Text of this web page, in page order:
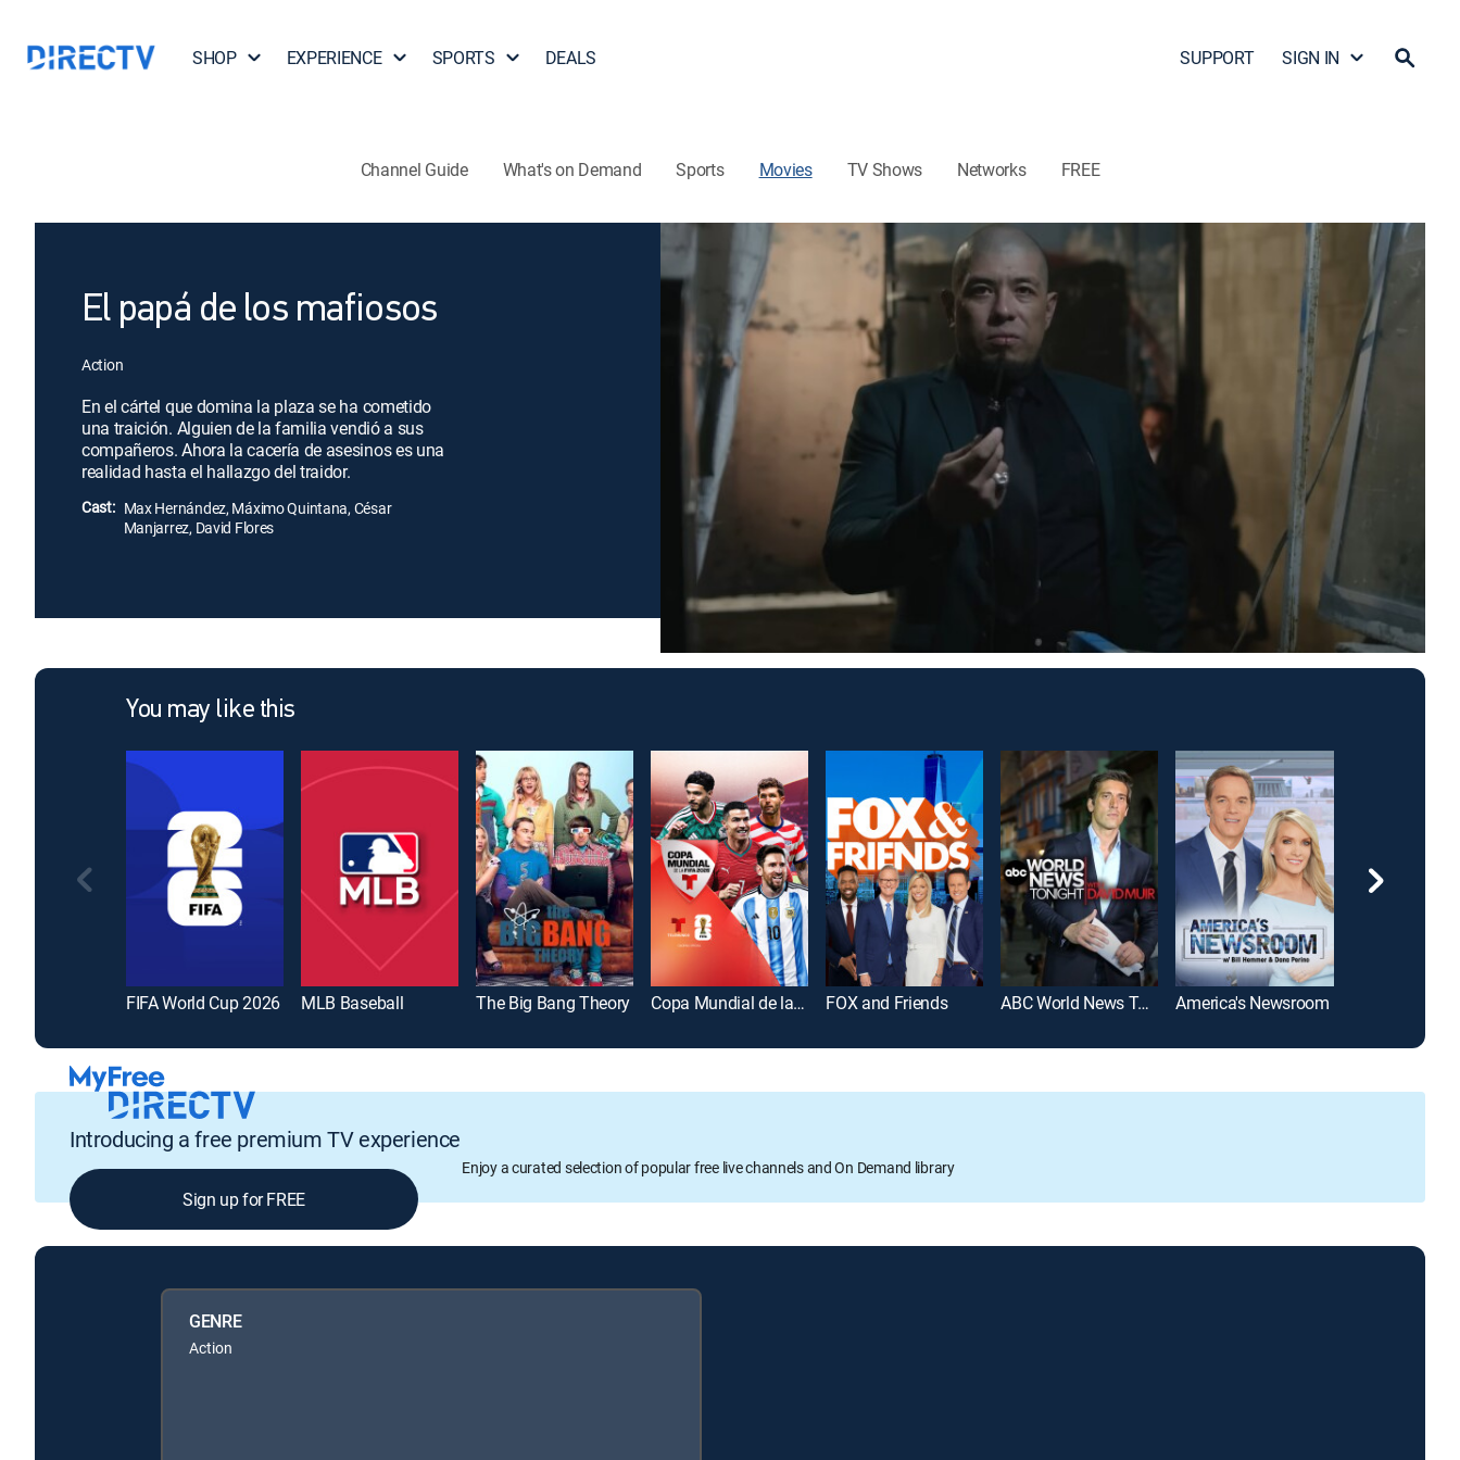
SHOP EXPERIENCE SPORTS DEALS SUPPORT SIGN IN
Channel Guide What's on Demand Sports Movies TV Shows Networks FREE
El papá de los mafiosos
Action
En el cártel que domina la plaza se ha cometido
una traición. Alguien de la familia vendió a sus
compañeros. Ahora la cacería de asesinos es una
realidad hasta el hallazgo del traidor.
Cast: Max Hernández, Máximo Quintana, César
Manjarrez, David Flores
You may like this
FIFA World Cup 2026 MLB Baseball The Big Bang Theory Copa Mundial de la FIFA 2026 FOX and Friends ABC World News Tonight With David Muir America's Newsroom
Introducing a free premium TV experience
Enjoy a curated selection of popular free live channels and On Demand library
Sign up for FREE
GENRE
Action